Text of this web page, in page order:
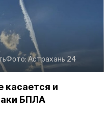
Фото: Астрахань 24
касается и
БПЛА